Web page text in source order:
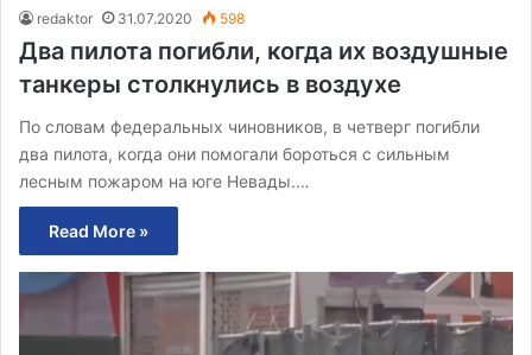
redaktor 31.07.2020 598
Два пилота погибли, когда их воздушные
танкеры столкнулись в воздухе
По словам федеральных чиновников, в четверг погибли
два пилота, когда они помогали бороться с сильным
лесным пожаром на юге Невады.…
Read More »